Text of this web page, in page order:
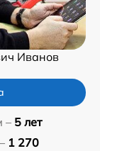
Иванов
– 5 лет
1 270